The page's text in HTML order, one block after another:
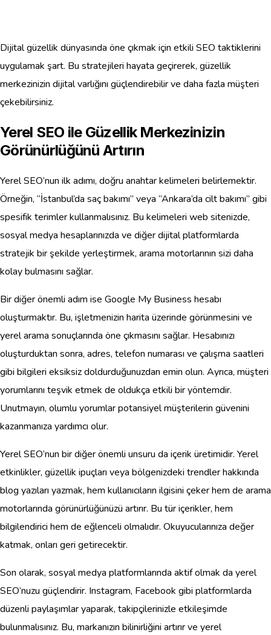
Dijital güzellik dünyasında öne çıkmak için etkili SEO taktiklerini
uygulamak şart. Bu stratejileri hayata geçirerek, güzellik
merkezinizin dijital varlığını güçlendirebilir ve daha fazla müşteri
çekebilirsiniz.
Yerel SEO ile Güzellik Merkezinizin
Görünürlüğünü Artırın
Yerel SEO’nun ilk adımı, doğru anahtar kelimeleri belirlemektir.
Örneğin, “İstanbul’da saç bakımı” veya “Ankara’da cilt bakımı” gibi
spesifik terimler kullanmalısınız. Bu kelimeleri web sitenizde,
sosyal medya hesaplarınızda ve diğer dijital platformlarda
stratejik bir şekilde yerleştirmek, arama motorlarının sizi daha
kolay bulmasını sağlar.
Bir diğer önemli adım ise Google My Business hesabı
oluşturmaktır. Bu, işletmenizin harita üzerinde görünmesini ve
yerel arama sonuçlarında öne çıkmasını sağlar. Hesabınızı
oluşturduktan sonra, adres, telefon numarası ve çalışma saatleri
gibi bilgileri eksiksiz doldurduğunuzdan emin olun. Ayrıca, müşteri
yorumlarını teşvik etmek de oldukça etkili bir yöntemdir.
Unutmayın, olumlu yorumlar potansiyel müşterilerin güvenini
kazanmanıza yardımcı olur.
Yerel SEO’nun bir diğer önemli unsuru da içerik üretimidir. Yerel
etkinlikler, güzellik ipuçları veya bölgenizdeki trendler hakkında
blog yazıları yazmak, hem kullanıcıların ilgisini çeker hem de arama
motorlarında görünürlüğünüzü artırır. Bu tür içerikler, hem
bilgilendirici hem de eğlenceli olmalıdır. Okuyucularınıza değer
katmak, onları geri getirecektir.
Son olarak, sosyal medya platformlarında aktif olmak da yerel
SEO’nuzu güçlendirir. Instagram, Facebook gibi platformlarda
düzenli paylaşımlar yaparak, takipçilerinizle etkileşimde
bulunmalısınız. Bu, markanızın bilinirliğini artırır ve yerel